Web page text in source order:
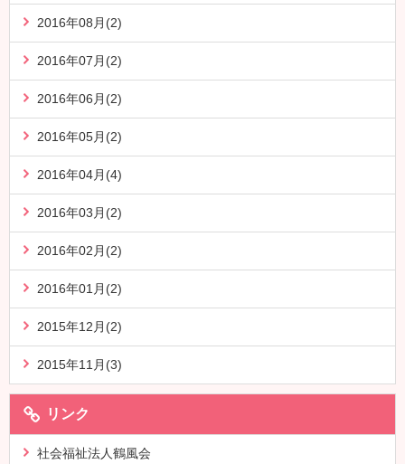
2016年08月(2)
2016年07月(2)
2016年06月(2)
2016年05月(2)
2016年04月(4)
2016年03月(2)
2016年02月(2)
2016年01月(2)
2015年12月(2)
2015年11月(3)
リンク
社会福祉法人鶴風会